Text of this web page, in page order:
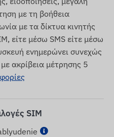
με τη βοήθεια
με τα δίκτυα κινητής
είτε μέσω SMS είτε μέσω
ενημερώνει συνεχώς
ακρίβεια μέτρησης 5
SIM